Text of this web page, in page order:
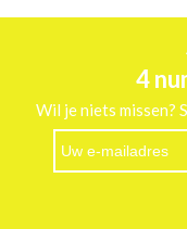
4
Wil je niets missen?